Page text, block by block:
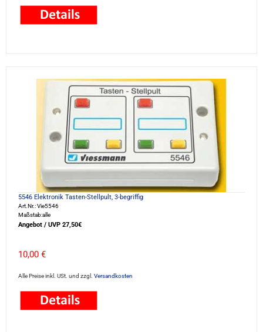
5546 Elektronik Tasten-Stellpult, 3-begriffig
Art.Nr.: Vie5546
Maßstab:alle
Angebot / UVP 27,50€
10,00 €
Alle Preise inkl. USt. und zzgl. Versandkosten